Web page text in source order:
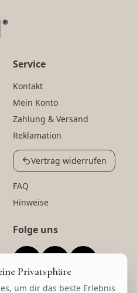
Privatsphäre
um dir das beste Erlebnis
Service
Kontakt
Mein Konto
Zahlung & Versand
Reklamation
Vertrag widerrufen
FAQ
Hinweise
Folge uns